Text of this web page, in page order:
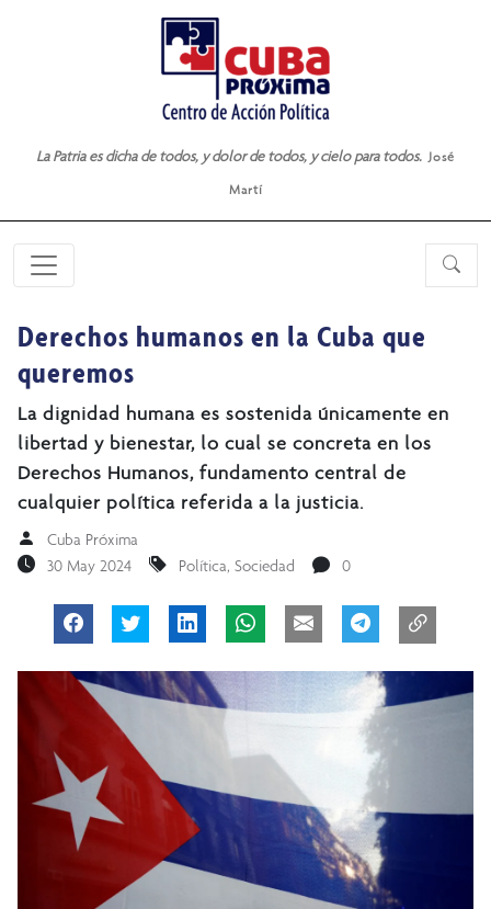
La Patria es dicha de todos, y dolor de todos, y cielo para todos. José
Martí
Derechos humanos en la Cuba que
queremos
La dignidad humana es sostenida únicamente en
libertad y bienestar, lo cual se concreta en los
Derechos Humanos, fundamento central de
cualquier política referida a la justicia.
Cuba Próxima
30 May 2024
Política, Sociedad 0